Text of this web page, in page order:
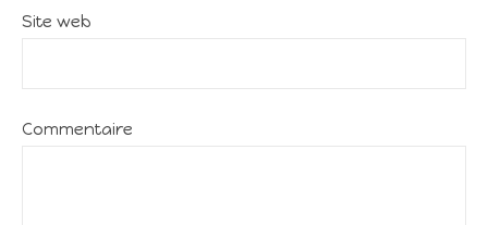
Site web
Commentaire